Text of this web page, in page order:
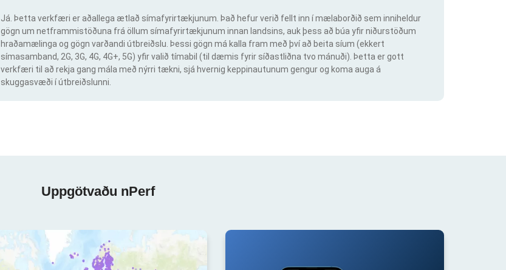
Já. Þetta verkfæri er aðallega ætlað símafyrirtækjunum. Það hefur verið fellt inn í mælaborðið sem inniheldur
gögn um netframmistöðuna frá öllum símafyrirtækjunum innan landsins, auk þess að búa yfir niðurstöðum
hraðamælinga og gögn varðandi útbreiðslu. Þessi gögn má kalla fram með því að beita síum (ekkert
símasamband, 2G, 3G, 4G, 4G+, 5G) yfir valið tímabil (til dæmis fyrir síðastliðna tvo mánuði). Þetta er gott
verkfæri til að rekja gang mála með nýrri tækni, sjá hvernig keppinautunum gengur og koma auga á
skuggasvæði í útbreiðslunni.
Uppgötvaðu nPerf